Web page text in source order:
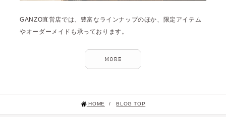
GANZO直営店では、豊富なラインナップのほか、限定アイテム
やオーダーメイドも承っております。
HOME / BLOG TOP